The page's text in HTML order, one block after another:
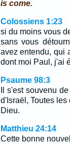
is come.
Colossiens 1:23
si du moins vous
sans vous
avez entendu, qui
dont moi Paul, j'ai
Psaume 98:3
Il s'est souvenu
d'Israël, Toutes
Dieu.
Matthieu 24:14
Cette bonne